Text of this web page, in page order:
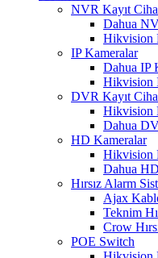
NVR Kayıt
Dahua
Hikvision
IP Kameralar
Dahua IP
Hikvision
DVR Kayıt
Hikvision
Dahua
HD Kameralar
Hikvision
Dahua
Hırsız Alarm
Ajax
Teknim
Crow
POE Switch